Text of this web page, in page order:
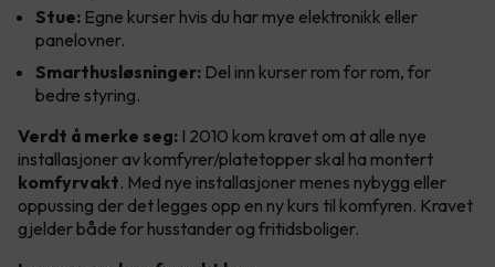
Stue: Egne kurser hvis du har mye elektronikk eller
panelovner.
Smarthusløsninger: Del inn kurser rom for rom, for
bedre styring.
Verdt å merke seg: I 2010 kom kravet om at alle nye
installasjoner av komfyrer/platetopper skal ha montert
komfyrvakt. Med nye installasjoner menes nybygg eller
oppussing der det legges opp en ny kurs til komfyren. Kravet
gjelder både for husstander og fritidsboliger.